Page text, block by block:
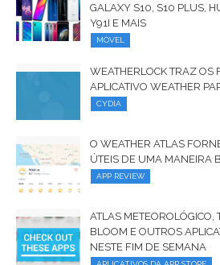
GALAXY S10, S10 PLUS,
Y91I E MAIS
MÓVEL
WEATHERLOCK TRAZ
APLICATIVO WEATHER
CYDIA
O WEATHER ATLAS
ÚTEIS DE UMA MANEIRA
APP REVIEW
ATLAS METEOROLÓGICO,
BLOOM E OUTROS
NESTE FIM DE SEMANA